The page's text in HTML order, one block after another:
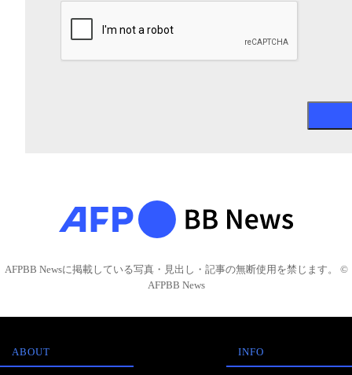
AFPBB Newsに掲載している写真・見出し・記事の無断使用を禁じます。 ©
AFPBB News
ABOUT INFO